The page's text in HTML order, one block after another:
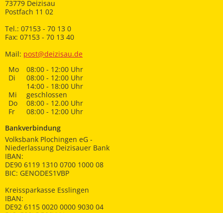
73779 Deizisau
Postfach 11 02
Tel.: 07153 - 70 13 0
Fax: 07153 - 70 13 40
Mail: post@deizisau.de
Mo
08:00 - 12:00 Uhr
Di
08:00 - 12:00 Uhr
14:00 - 18:00 Uhr
Mi
geschlossen
Do
08:00 - 12.00 Uhr
Fr
08:00 - 12:00 Uhr
Bankverbindung
Volksbank Plochingen eG -
Niederlassung Deizisauer Bank
IBAN:
DE90 6119 1310 0700 1000 08
BIC: GENODES1VBP
Kreissparkasse Esslingen
IBAN:
DE92 6115 0020 0000 9030 04